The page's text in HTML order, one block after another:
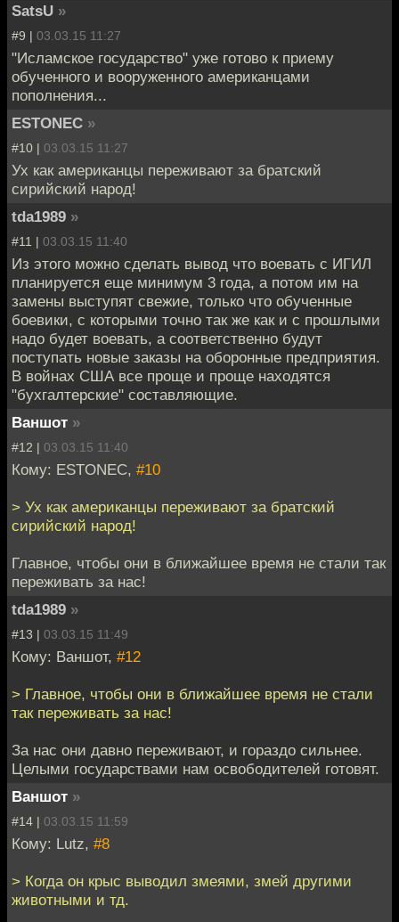
SatsU »
#9 | 03.03.15 11:27
"Исламское государство" уже готово к приему
обученного и вооруженного американцами
пополнения...
ESTONEC »
#10 | 03.03.15 11:27
Ух как американцы переживают за братский
сирийский народ!
tda1989 »
#11 | 03.03.15 11:40
Из этого можно сделать вывод что воевать с ИГИЛ
планируется еще минимум 3 года, а потом им на
замены выступят свежие, только что обученные
боевики, с которыми точно так же как и с прошлыми
надо будет воевать, а соответственно будут
поступать новые заказы на оборонные предприятия.
В войнах США все проще и проще находятся
"бухгалтерские" составляющие.
Ваншот »
#12 | 03.03.15 11:40
Кому: ESTONEC, #10
> Ух как американцы переживают за братский
сирийский народ!
Главное, чтобы они в ближайшее время не стали так
переживать за нас!
tda1989 »
#13 | 03.03.15 11:49
Кому: Ваншот, #12
> Главное, чтобы они в ближайшее время не стали
так переживать за нас!
За нас они давно переживают, и гораздо сильнее.
Целыми государствами нам освободителей готовят.
Ваншот »
#14 | 03.03.15 11:59
Кому: Lutz, #8
> Когда он крыс выводил змеями, змей другими
животными и тд.